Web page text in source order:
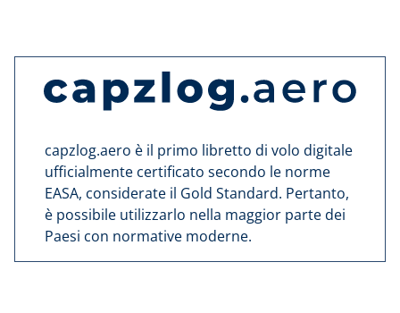
capzlog.aero è il primo libretto di volo digitale
ufficialmente certificato secondo le norme
EASA, considerate il Gold Standard. Pertanto,
è possibile utilizzarlo nella maggior parte dei
Paesi con normative moderne.